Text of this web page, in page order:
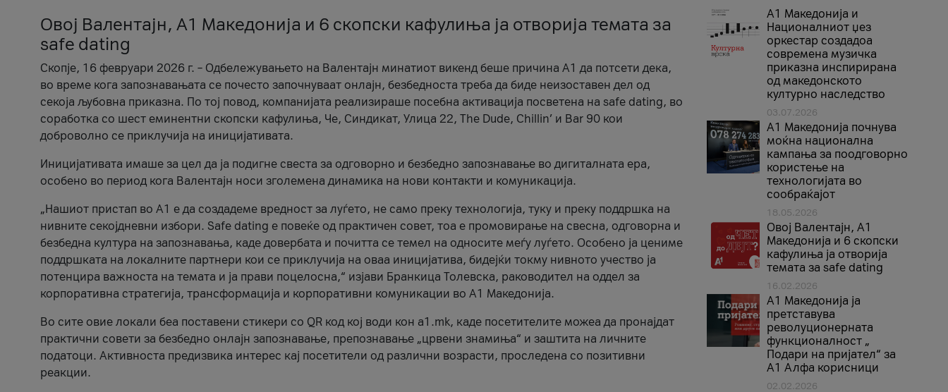
Овој Валентајн, A1 Македонија и 6 скопски кафулиња ја отворија темата за
safe dating
Скопје, 16 февруари 2026 г. – Одбележувањето на Валентајн минатиот викенд беше причина А1 да потсети дека,
во време кога запознавањата се почесто започнуваат онлајн, безбедноста треба да биде неизоставен дел од
секоја љубовна приказна. По тој повод, компанијата реализираше посебна активација посветена на safe dating, во
соработка со шест еминентни скопски кафулиња, Че, Синдикат, Улица 22, The Dude, Chillin’ и Bar 90 кои
доброволно се приклучија на иницијативата.
Иницијативата имаше за цел да ја подигне свеста за одговорно и безбедно запознавање во дигиталната ера,
особено во период кога Валентајн носи зголемена динамика на нови контакти и комуникација.
„Нашиот пристап во А1 е да создадеме вредност за луѓето, не само преку технологија, туку и преку поддршка на
нивните секојдневни избори. Safe dating е повеќе од практичен совет, тоа е промовирање на свесна, одговорна и
безбедна култура на запознавања, каде довербата и почитта се темел на односите меѓу луѓето. Особено ја цениме
поддршката на локалните партнери кои се приклучија на оваа иницијатива, бидејќи токму нивното учество ја
потенцира важноста на темата и ја прави поцелосна,“ изјави Бранкица Толевска, раководител на оддел за
корпоративна стратегија, трансформација и корпоративни комуникации во А1 Македонија.
Во сите овие локали беа поставени стикери со QR код кој води кон a1.mk, каде посетителите можеа да пронајдат
практични совети за безбедно онлајн запознавање, препознавање „црвени знамиња“ и заштита на личните
податоци. Активноста предизвика интерес кај посетители од различни возрасти, проследена со позитивни
реакции.
А1 Македонија и
Националниот џез
оркестар создадоа
современа музичка
приказна инспирирана
од македонското
културно наследство
03.07.2026
A1 Македонија почнува
моќна национална
кампања за поодговорно
користење на
технологијата во
сообраќајот
18.05.2026
Овој Валентајн, A1
Македонија и 6 скопски
кафулиња ја отворија
темата за safe dating
16.02.2026
А1 Македонија ја
претставува
револуционерната
функционалност „
Подари на пријател“ за
А1 Алфа корисници
02.02.2026